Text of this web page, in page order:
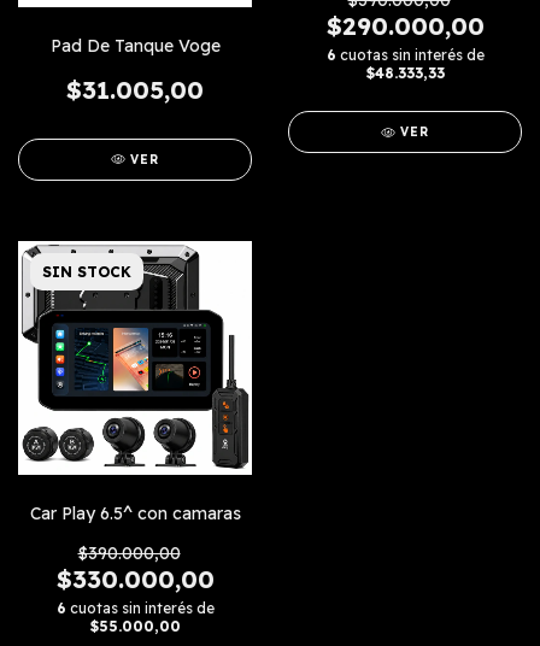
Pad De Tanque Voge
$31.005,00
VER
$290.000,00
6 cuotas sin interés de
$48.333,33
VER
SIN STOCK
Car Play 6.5^ con camaras
$390.000,00
$330.000,00
6 cuotas sin interés de
$55.000,00